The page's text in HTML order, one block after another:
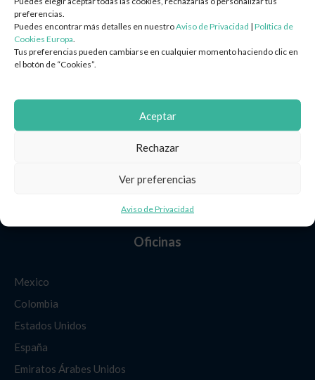
Diseño de Infraestructura de Red (LAN/WAN/WiFi)
Modernización de Centros de Datos
Modernización de Aplicaciones y Contenedorización
DevOps e Ingeniería de Plataformas
Estrategia e Integración de IA y Automatización
Diseño de Arquitectura de Confianza Cero (Zero Trust)
Evaluación de Seguridad y Análisis de Brechas
Pruebas de Penetración y Ejercicios de Red Team
Diseño de Gestión de Identidad y Acceso (IAM)
Diseño e Implementación de SIEM / SOC
Diseño de Políticas de Firewall y NGFW
Arquitectura de Seguridad en la Nube (CSPM / CWPP)
Plan de Respuesta a Incidentes y Simulacros (Tabletop)
preferencias.
Puedes encontrar más detalles en nuestroAviso de Privacidad | Política de
Cookies Europa
Tus preferencias pueden cambiarse en cualquier momento haciendo clic en
el botón de “Cookies”.
Aceptar
Rechazar
Ver preferencias
Aviso de Privacidad
Oficinas
Mexico
Colombia
Estados Unidos
España
Emiratos Árabes Unidos